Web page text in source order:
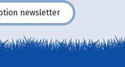
newsletter